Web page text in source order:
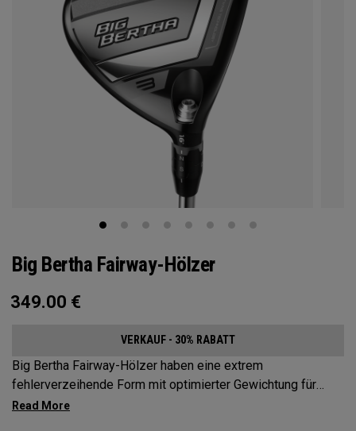
Big Bertha Fairway-Hölzer
349.00 €
VERKAUF - 30% RABATT
Big Bertha Fairway-Hölzer haben eine extrem
fehlerverzeihende Form mit optimierter Gewichtung für
Spieler, die ihre Slices reduzieren und denen bei einer